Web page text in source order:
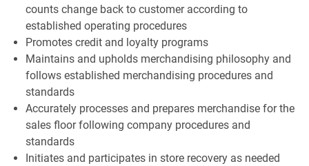
counts change back to customer according to
established operating procedures
Promotes credit and loyalty programs
Maintains and upholds merchandising philosophy and
follows established merchandising procedures and
standards
Accurately processes and prepares merchandise for the
sales floor following company procedures and
standards
Initiates and participates in store recovery as needed